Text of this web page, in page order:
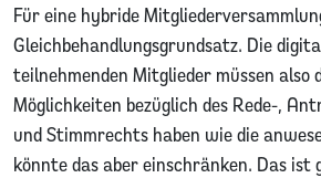
Für eine hybride
Gleichbehandlungsgrundsatz. Die
teilnehmenden Mitglieder müssen also
Möglichkeiten bezüglich des Rede-,
und Stimmrechts haben wie die
könnte das aber einschränken. Das ist